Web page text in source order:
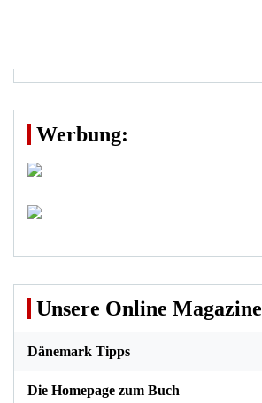
Werbung:
Unsere Online Magazine
Dänemark Tipps
Die Homepage zum Buch